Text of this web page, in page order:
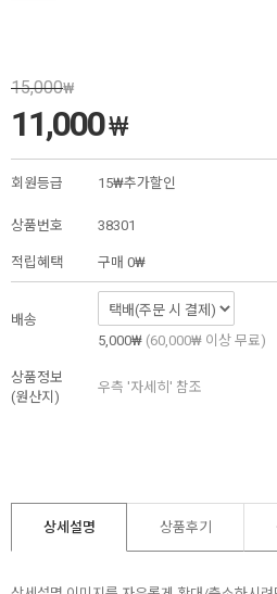
15,000₩
11,000₩
회원등급 15₩추가할인
상품번호 38301
적립혜택 구매 0₩
배송
5,000₩ (60,000₩ 이상 무료)
상품정보
(원산지)
우측 '자세히' 참조
상세설명 상품후기